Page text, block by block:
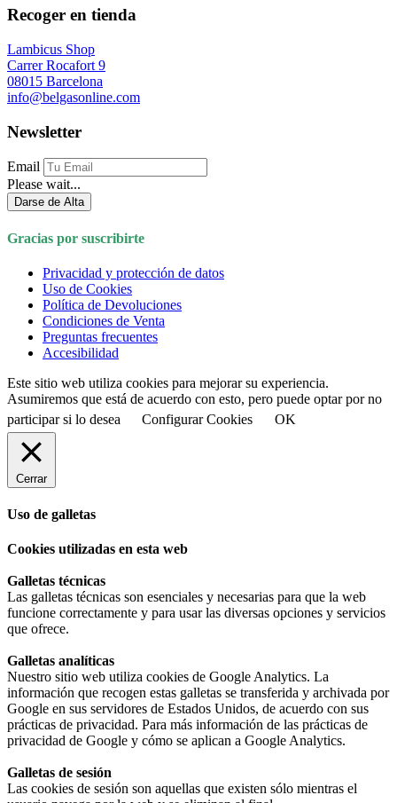
Recoger en tienda
Lambicus Shop
Carrer Rocafort 9
08015 Barcelona
info@belgasonline.com
Newsletter
Email
Please wait...
Darse de Alta
Gracias por suscribirte
Privacidad y protección de datos
Uso de Cookies
Política de Devoluciones
Condiciones de Venta
Preguntas frecuentes
Accesibilidad
Este sitio web utiliza cookies para mejorar su experiencia.
Asumiremos que está de acuerdo con esto, pero puede optar por no
participar si lo desea
Configurar Cookies OK
Cerrar
Uso de galletas
Cookies utilizadas en esta web
Galletas técnicas
Las galletas técnicas son esenciales y necesarias para que la web
funcione correctamente y para usar las diversas opciones y servicios
que ofrece.
Galletas analíticas
Nuestro sitio web utiliza cookies de Google Analytics. La
información que recogen estas galletas se transferida y archivada por
Google en sus servidores de Estados Unidos, de acuerdo con sus
prácticas de privacidad. Para más información de las prácticas de
privacidad de Google y cómo se aplican a Google Analytics.
Galletas de sesión
Las cookies de sesión son aquellas que existen sólo mientras el